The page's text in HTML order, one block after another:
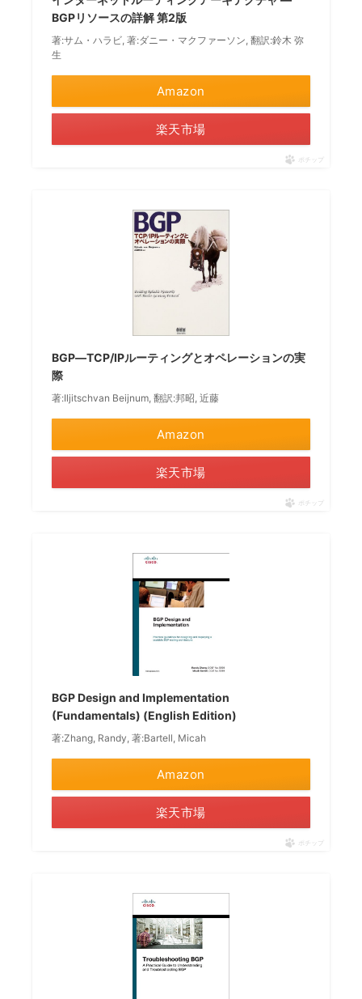
BGPリソースの詳解 第2版
著:サム・ハラビ, 著:ダニー・マクファーソン, 翻訳:鈴木 弥
生
Amazon
楽天市場
ポチップ
BGP―TCP/IPルーティングとオペレーションの実
際
著:Iljitschvan Beijnum, 翻訳:邦昭, 近藤
Amazon
楽天市場
ポチップ
BGP Design and Implementation
(Fundamentals) (English Edition)
著:Zhang, Randy, 著:Bartell, Micah
Amazon
楽天市場
ポチップ